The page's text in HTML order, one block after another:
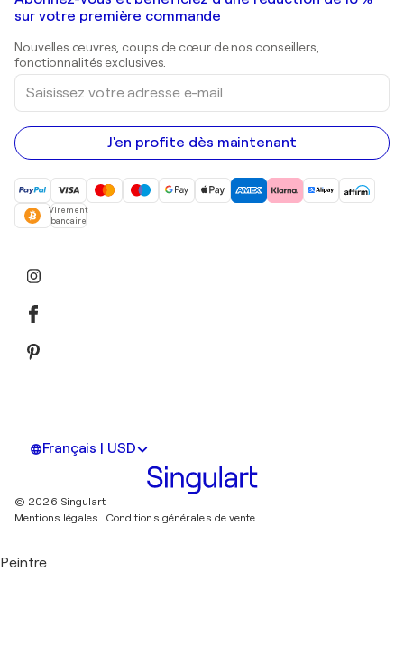
Shepard Fairey
Peintures de paysage
Estampes
Peintures acryliques
Galeries d'art en Belgique
sur votre première commande
Nouvelles œuvres, coups de cœur de nos conseillers,
fonctionnalités exclusives.
Saisissez
votre
adresse
e-
mail
J'en profite dès maintenant
Virement
bancaire
Français | USD
© 2026 Singulart
Mentions légales. Conditions générales de vente
Peintre